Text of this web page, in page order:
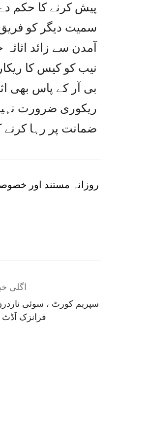
پیش کرنے کا حکم
سمیت دیگر کو فریق
نیب کو کیس کا
بی آر کے پاس بھی
ریکوری ضرورت
ضمانت پر رہا کرنے
روزانہ مستند اور
اگلی
سپریم کورٹ ، سوئی
فرانزک آڈٹ